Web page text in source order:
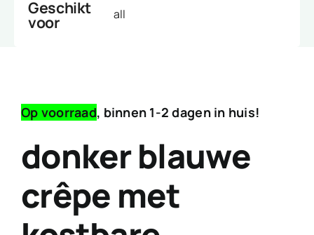
Geschikt
voor all
Op voorraad, binnen 1-2 dagen in huis!
donker blauwe
crêpe met